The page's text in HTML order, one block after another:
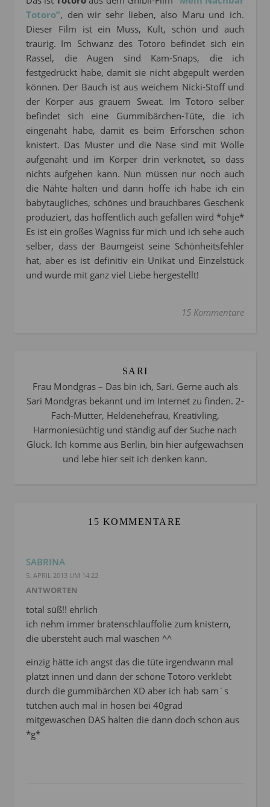
Totoro”, den wir sehr lieben, also Maru und ich.
Dieser Film ist ein Muss, Kult, schön und auch
traurig. Im Schwanz des Totoro befindet sich ein
Rassel, die Augen sind Kam-Snaps, die ich
festgedrückt habe, damit sie nicht abgepult werden
können. Der Bauch ist aus weichem Nicki-Stoff und
der Körper aus grauem Sweat. Im Totoro selber
befindet sich eine Gummibärchen-Tüte, die ich
eingenäht habe, damit es beim Erforschen schön
knistert. Das Muster und die Nase sind mit Wolle
aufgenäht und im Körper drin verknotet, so dass
nichts aufgehen kann. Nun müssen nur noch auch
die Nähte halten und dann hoffe ich habe ich ein
babytaugliches, schönes und brauchbares Geschenk
produziert, das hoffentlich auch gefallen wird *ohje*
Es ist ein großes Wagniss für mich und ich sehe auch
selber, dass der Baumgeist seine Schönheitsfehler
hat, aber es ist definitiv ein Unikat und Einzelstück
und wurde mit ganz viel Liebe hergestellt!
15 Kommentare
SARI
Frau Mondgras – Das bin ich, Sari. Gerne auch als
Sari Mondgras bekannt und im Internet zu finden. 2-
Fach-Mutter, Heldenehefrau, Kreativling,
Harmoniesüchtig und ständig auf der Suche nach
Glück. Ich komme aus Berlin, bin hier aufgewachsen
und lebe hier seit ich denken kann.
15 KOMMENTARE
SABRINA
5. APRIL 2013 UM 14:22
ANTWORTEN
total süß!! ehrlich
ich nehm immer bratenschlauffolie zum knistern,
die übersteht auch mal waschen ^^
einzig hätte ich angst das die tüte irgendwann mal
platzt innen und dann der schöne Totoro verklebt
durch die gummibärchen XD aber ich hab sam´s
tütchen auch mal in hosen bei 40grad
mitgewaschen DAS halten die dann doch schon aus
*g*